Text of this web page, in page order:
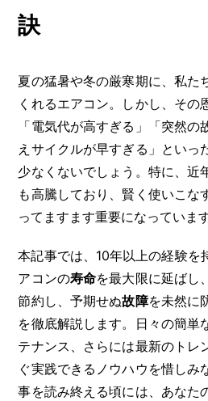
訣
夏の猛暑や冬の厳寒期に、私た
くれるエアコン。しかし、その
「電気代が高すぎる」「突然
えサイクルが早すぎる」といっ
少なくないでしょう。特に、近
も高騰しており、賢く使いこな
ってますます重要になっています
本記事では、10年以上の経験を
アコンの寿命を最大限に延ばし
節約し、予期せぬ故障を未然に
を徹底解説します。日々の簡単
テナンス、さらには最新のトレ
ぐ実践できるノウハウを惜しみ
事を読み終える頃には、あなた